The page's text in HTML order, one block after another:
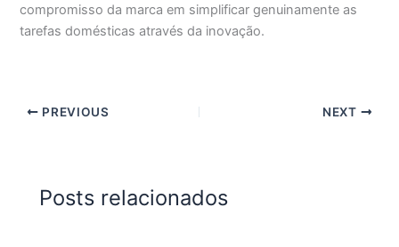
compromisso da marca em simplificar genuinamente as
tarefas domésticas através da inovação.
PREVIOUS NEXT
Posts relacionados